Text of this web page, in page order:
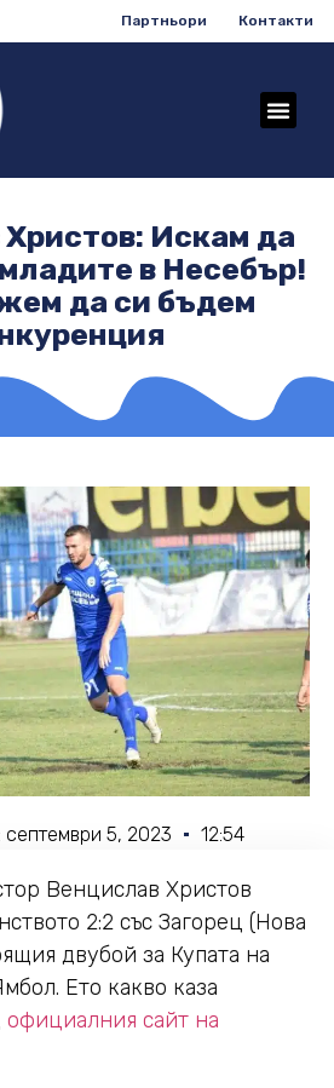
Партньори Контакти
Искам да
в Несебър!
да си бъдем
септември 5, 2023 12:54
Венцислав Христов
2:2 със Загорец (Нова
двубой за Купата на
Ето какво каза
официалния сайт на